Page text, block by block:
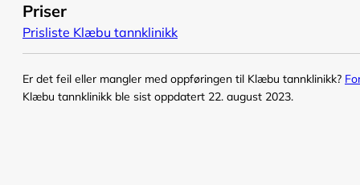
Priser
Prisliste Klæbu tannklinikk
Er det feil eller mangler med oppføringen til Klæbu tannklinikk?
Klæbu tannklinikk ble sist oppdatert 22. august 2023.